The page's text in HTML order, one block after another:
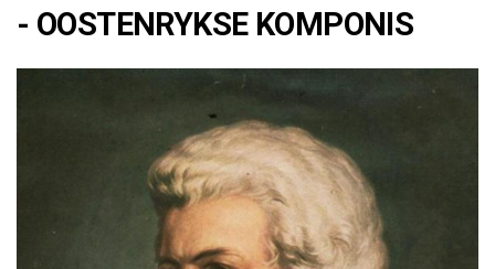
- OOSTENRYKSE KOMPONIS